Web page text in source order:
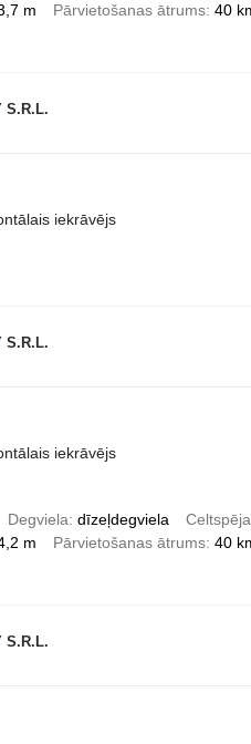
m Pārvietošanas ātrums 40
S.R.L.
iekrāvējs
S.R.L.
iekrāvējs
Degviela dīzeļdegviela Celtspēja
m Pārvietošanas ātrums 40
S.R.L.